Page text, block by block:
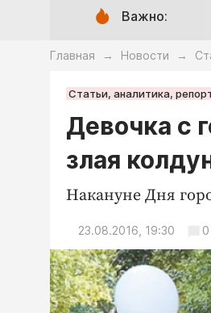
Важно:
Главная → Новости →
Статьи, аналитика,
Девочка с
злая
Накануне Дня
23.08.2016, 19:30 0